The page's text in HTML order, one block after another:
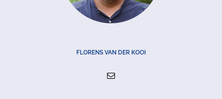
FLORENS VAN DER KOOI